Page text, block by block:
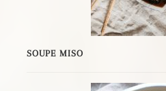
SOUPE MISO